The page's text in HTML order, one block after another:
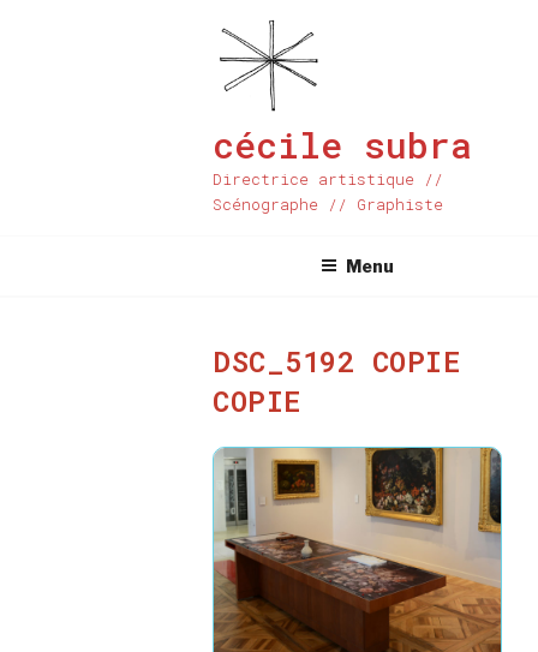
cécile subra
Directrice artistique //
Scénographe // Graphiste
Menu
DSC_5192 COPIE
COPIE